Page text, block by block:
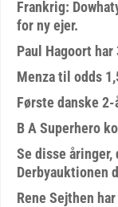
Frankrig:
for ny ejer.
Paul Hagoort
Menza til odds
Første danske
B A Superhero
Se disse
Derbyauktionen
Rene Sejthen